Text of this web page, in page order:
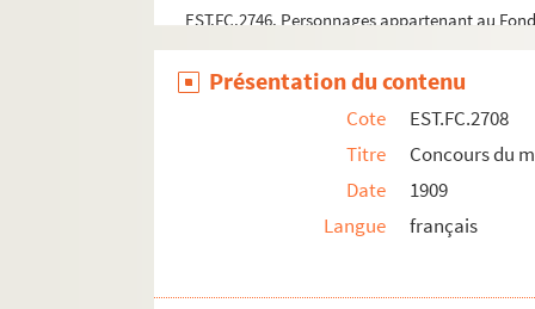
EST.FC.2746. Personnages appartenant au
EST.FC.2747. Personnages appartenant au
EST.FC.2748. Personnages appartenant au
EST.FC.2752. Personnages appartenant au
EST.FC.2674. Proudhon d'après Fuhr
EST.FC.2675. Proudhon d'après Fuhr
EST.FC.2671. Portrait de P.-J. Proudhon
Présentation du contenu
Cote
EST.FC.2708
Titre
Concours du
Date
1909
Langue
français